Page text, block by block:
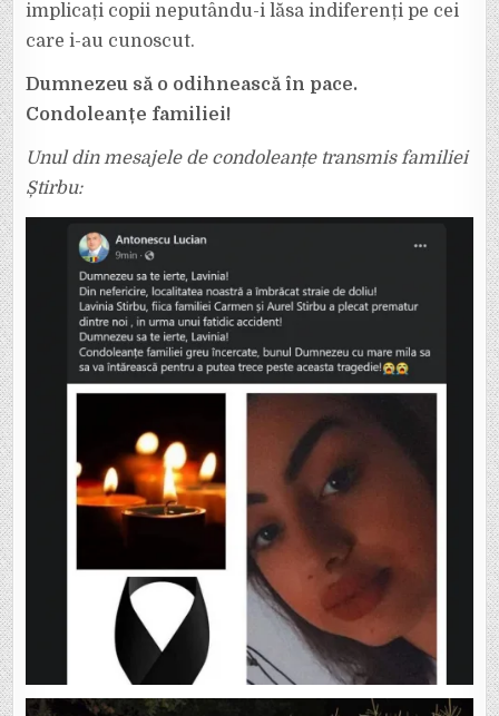
implicați copii neputându-i lăsa indiferenți pe cei
care i-au cunoscut.
Dumnezeu să o odihnească în pace.
Condoleanțe familiei!
Unul din mesajele de condoleanțe transmis familiei
Știrbu: